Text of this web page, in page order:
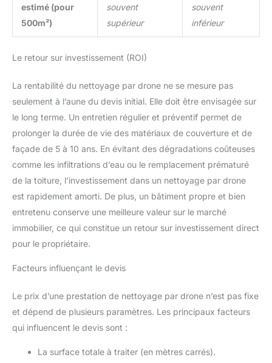
estimé (pour
500m²)
souvent
supérieur
souvent
inférieur
Le retour sur investissement (ROI)
La rentabilité du nettoyage par drone ne se mesure pas
seulement à l’aune du devis initial. Elle doit être envisagée sur
le long terme. Un entretien régulier et préventif permet de
prolonger la durée de vie des matériaux de couverture et de
façade de 5 à 10 ans. En évitant des dégradations coûteuses
comme les infiltrations d’eau ou le remplacement prématuré
de la toiture, l’investissement dans un nettoyage par drone
est rapidement amorti. De plus, un bâtiment propre et bien
entretenu conserve une meilleure valeur sur le marché
immobilier, ce qui constitue un retour sur investissement direct
pour le propriétaire.
Facteurs influençant le devis
Le prix d’une prestation de nettoyage par drone n’est pas fixe
et dépend de plusieurs paramètres. Les principaux facteurs
qui influencent le devis sont :
La surface totale à traiter (en mètres carrés).